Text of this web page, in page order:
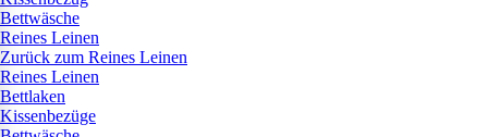
Bettwäsche
Reines Leinen
Zurück zum Reines Leinen
Reines Leinen
Bettlaken
Kissenbezüge